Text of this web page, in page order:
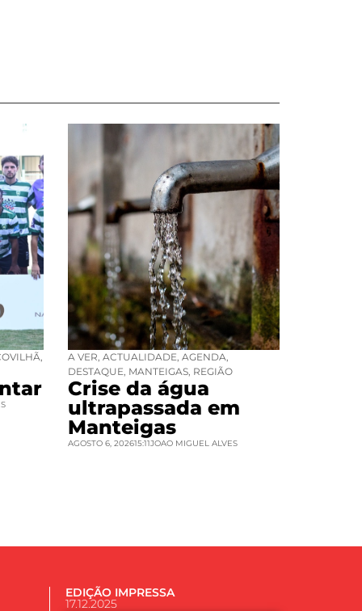
, A VER, ACTUALIDADE, AGENDA,
DESTAQUE, MANTEIGAS, REGIÃO
Crise da água
ultrapassada em
Manteigas
AGOSTO 6, 202615:11JOAO MIGUEL ALVES
EDIÇÃO IMPRESSA
17.12.2025